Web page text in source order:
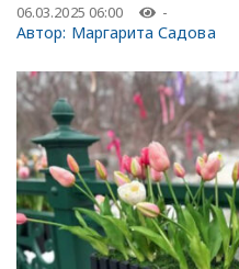
06.03.2025 06:00 -
Автор: Маргарита Садова